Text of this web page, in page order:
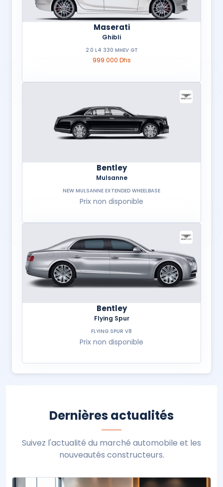
Maserati
Ghibli
2.0 L4 330 MHEV GT
999 000 Dhs
Bentley
Mulsanne
NEW MULSANNE EXTENDED WHEELBASE
Prix non disponible
Bentley
Flying Spur
FLYING SPUR V8
Prix non disponible
Dernières actualités
Suivez l'actualité du marché automobile et les
nouveautés constructeurs.